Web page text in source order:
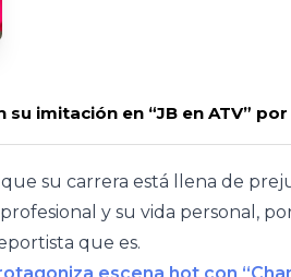
imitación en “JB en ATV”
su carrera está llena de
y su vida personal,
que es.
escena hot con